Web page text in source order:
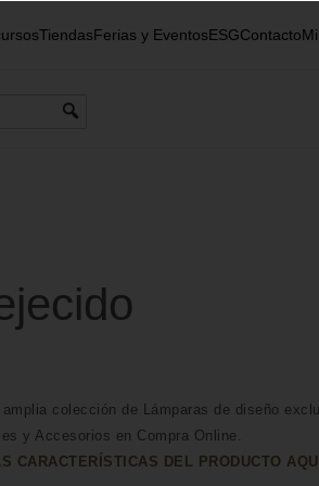
TiendasFerias y EventosESGContacto
colección de Lámparas de diseño
y Accesorios en Compra Online.
CARACTERÍSTICAS DEL PRODUCTO